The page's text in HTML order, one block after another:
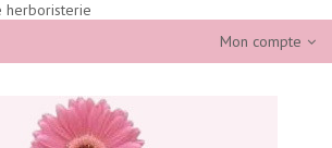
Mon compte